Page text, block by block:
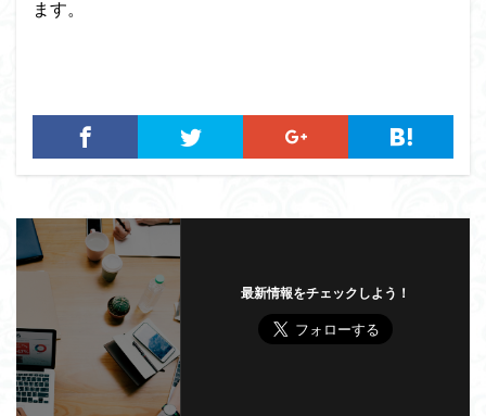
ます。
最新情報をチェックしよう！